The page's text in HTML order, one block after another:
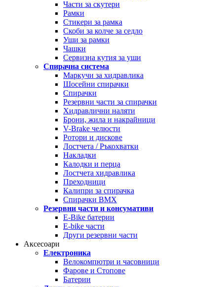
Части за скутери
Рамки
Стикери за рамка
Скоби за колче за седло
Уши за рамки
Чашки
Сервизна кутия за уши
Спирачна система
Маркучи за хидравлика
Шосейни спирачки
Спирачки
Резервни части за спирачки
Хидравлични наляти
Брони, жила и накрайници
V-Brake челюсти
Ротори и дискове
Лостчета / Ръкохватки
Накладки
Калодки и перца
Лостчета хидравлика
Преходници
Калипри за спирачка
Спирачки BMX
Резервни части и консумативи
E-Bike батерии
E-bike части
Други резервни части
Аксесоари
Електроника
Велокомпютри и часовници
Фарове и Стопове
Батерии